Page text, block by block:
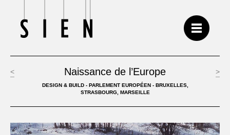
Naissance de l’Europe
DESIGN & BUILD - PARLEMENT EUROPÉEN - BRUXELLES,
STRASBOURG, MARSEILLE
< >